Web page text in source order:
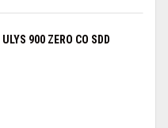
900 ZERO CO SDD